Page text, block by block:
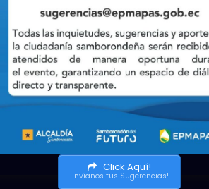
Comunicate
info@epmapas.gob.ec
Click Aquí!
Envíanos tus Sugerencias!